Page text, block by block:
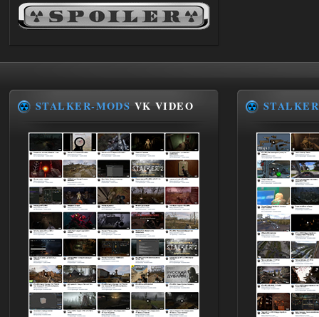
21:22
andreyforest1993
Здравствуйте, почему не
трелере?
ANOMALY ※ MEDIUM 7.0
19:14
Stalker-Mods-Clan-su
Доступно только для пользователей
Ответить ➤
03.08.2026
Improved Weapon Pack (I.W.P.) - UPD
30.12.25
11:00
Stalker-Mods-Clan-su
Глобальный патч от
31.07.2026.
STALKER-MODS VK VIDEO